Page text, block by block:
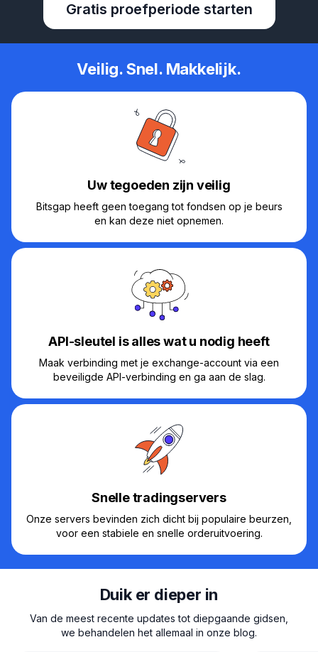
Gratis proefperiode starten
Veilig. Snel. Makkelijk.
Uw tegoeden zijn veilig
Bitsgap heeft geen toegang tot fondsen op je beurs
en kan deze niet opnemen.
API-sleutel is alles wat u nodig heeft
Maak verbinding met je exchange-account via een
beveiligde API-verbinding en ga aan de slag.
Snelle tradingservers
Onze servers bevinden zich dicht bij populaire beurzen,
voor een stabiele en snelle orderuitvoering.
Duik er dieper in
Van de meest recente updates tot diepgaande gidsen,
we behandelen het allemaal in onze blog.